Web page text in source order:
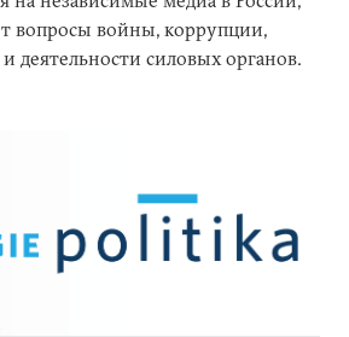
вопросы войны, коррупции,
деятельности силовых органов.